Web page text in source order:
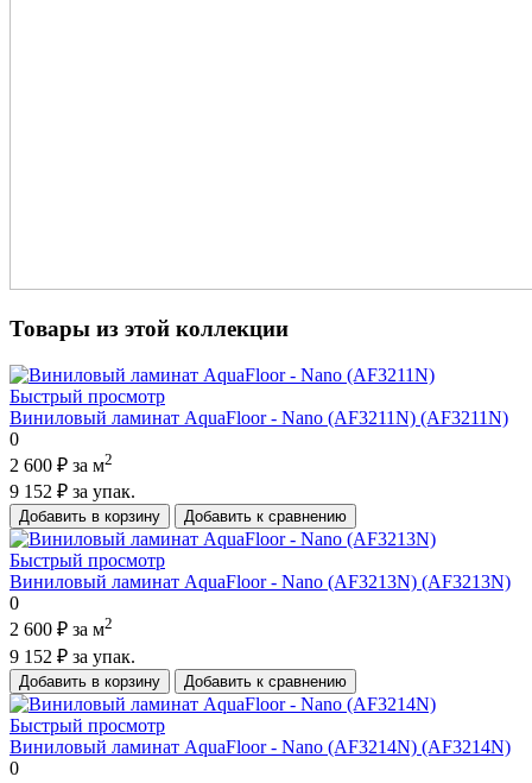
Товары из этой коллекции
Быстрый просмотр
Виниловый ламинат AquaFloor - Nano (AF3211N) (AF3211N)
0
2 600 ₽ за м2
9 152 ₽ за упак.
Добавить в корзину Добавить к сравнению
Быстрый просмотр
Виниловый ламинат AquaFloor - Nano (AF3213N) (AF3213N)
0
2 600 ₽ за м2
9 152 ₽ за упак.
Добавить в корзину Добавить к сравнению
Быстрый просмотр
Виниловый ламинат AquaFloor - Nano (AF3214N) (AF3214N)
0